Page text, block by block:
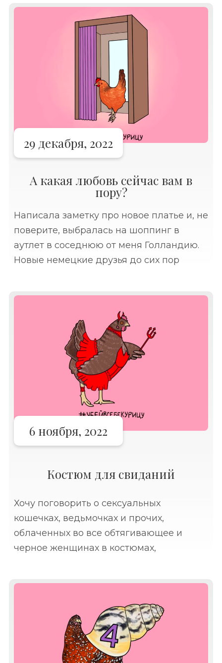
29 декабря, 2022
А какая любовь сейчас вам в
пору?
Написала заметку про новое платье и, не
поверите, выбралась на шоппинг в
аутлет в соседнюю от меня Голландию.
Новые немецкие друзья до сих пор
6 ноября, 2022
Костюм для свиданий
Хочу поговорить о сексуальных
кошечках, ведьмочках и прочих,
облаченных во все обтягивающее и
черное женщинах в костюмах,
сетей. В мирное время в